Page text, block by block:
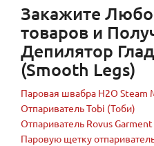
Закажите
товаров и
Депилятор
(Smooth Legs)
Паровая швабра H2O Steam
Oтпариватель Tobi (Тоби)
Отпариватель Rovus
Паровую щетку